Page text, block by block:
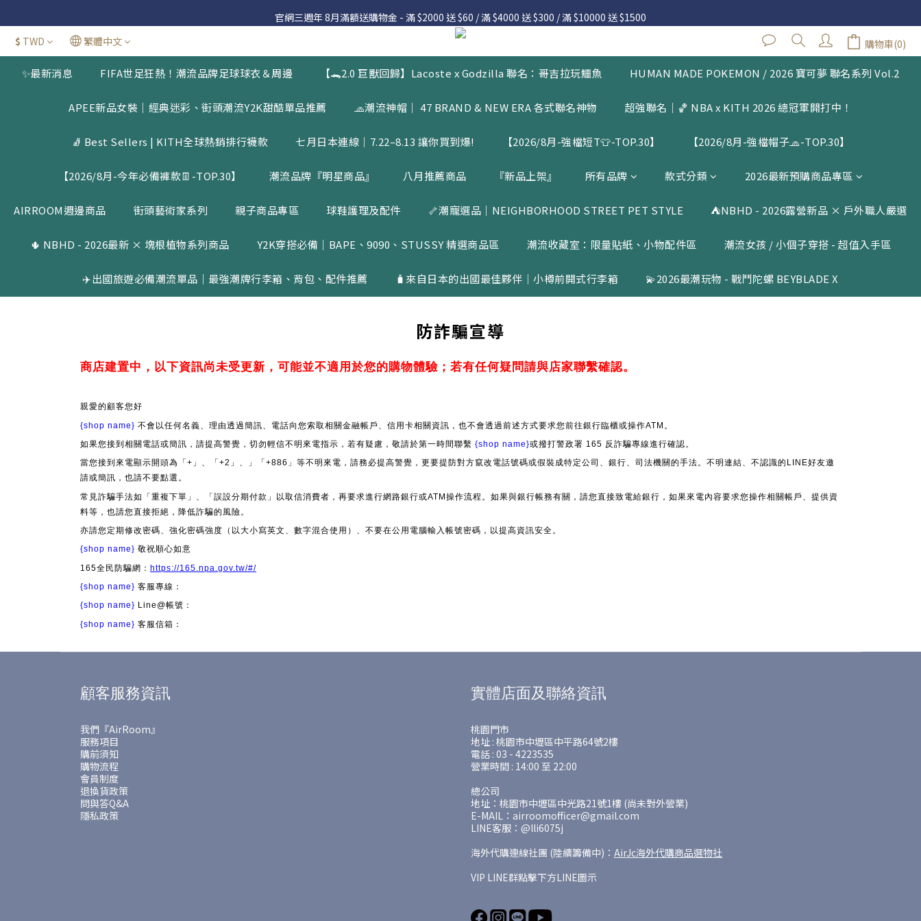
官網三週年 8月滿額送購物金 - 滿 $2000 送 $60 / 滿 $4000 送 $300 / 滿 $10000 送 $1500
官網三週年 8月滿額送購物金 - 滿 $2000 送 $60 / 滿 $4000 送 $300 / 滿 $10000 送 $1500
7.22 – 8.13 日本連線中，絕對讓你買到爆
新加入會員享有 $50購物金  |  消費滿$5000即可免運  |  會員好康制度請詳閱公告
$ TWD 繁體中文 購物車(0)
✨最新消息 FIFA世足狂熱！潮流品牌足球球衣＆周邊 【🐊2.0 巨獸回歸】Lacoste x Godzilla 聯名：哥吉拉玩鱷魚 HUMAN MADE POKEMON / 2026 寶可夢 聯名系列 Vol.2
APEE新品女裝｜經典迷彩、街頭潮流Y2K甜酷單品推薦 🧢潮流神帽｜ 47 BRAND & NEW ERA 各式聯名神物 超強聯名｜🏀 NBA x KITH 2026 總冠軍開打中！
🧦 Best Sellers | KITH全球熱銷排行襪款 七月日本連線｜7.22–8.13 讓你買到爆! 【2026/8月-強檔短T👕-TOP.30】 【2026/8月-強檔帽子🧢-TOP.30】
【2026/8月-今年必備褲款👖-TOP.30】 潮流品牌『明星商品』 八月推薦商品 『新品上架』 所有品牌 款式分類 2026最新預購商品專區
AIRROOM週邊商品 街頭藝術家系列 親子商品專區 球鞋護理及配件 🦴潮寵選品｜NEIGHBORHOOD STREET PET STYLE ⛺️NBHD - 2026露營新品 × 戶外職人嚴選
🌵 NBHD - 2026最新 × 塊根植物系列商品 Y2K穿搭必備｜BAPE、9090、STUSSY 精選商品區 潮流收藏室：限量貼紙、小物配件區 潮流女孩 / 小個子穿搭 - 超值入手區
✈️出國旅遊必備潮流單品｜最強潮牌行李箱、背包、配件推薦 🧳來自日本的出國最佳夥伴｜小樽前開式行李箱 💫2026最潮玩物 - 戰鬥陀螺 BEYBLADE X
防詐騙宣導
商店建置中，以下資訊尚未受更新，可能並不適用於您的購物體驗；若有任何疑問請與店家聯繫確認。
親愛的顧客您好
{shop name} 不會以任何名義、理由透過簡訊、電話向您索取相關金融帳戶、信用卡相關資訊，也不會透過前述方式要求您前往銀行臨櫃或操作ATM。
如果您接到相關電話或簡訊，請提高警覺，切勿輕信不明來電指示，若有疑慮，敬請於第一時間聯繫 {shop name}或撥打警政署 165 反詐騙專線進行確認。
當您接到來電顯示開頭為「+」、「+2」、」「+886」等不明來電，請務必提高警覺，更要提防對方竄改電話號碼或假裝成特定公司、銀行、司法機關的手法。不明連結、不認識的LINE好友邀
請或簡訊，也請不要點選。
常見詐騙手法如「重複下單」、「誤設分期付款」以取信消費者，再要求進行網路銀行或ATM操作流程。如果與銀行帳務有關，請您直接致電給銀行，如果來電內容要求您操作相關帳戶、提供資
料等，也請您直接拒絕，降低詐騙的風險。
亦請您定期修改密碼、強化密碼強度（以大小寫英文、數字混合使用）、不要在公用電腦輸入帳號密碼，以提高資訊安全。
{shop name} 敬祝順心如意
165全民防騙網： https://165.npa.gov.tw/#/
{shop name} 客服專線：
{shop name} Line@帳號：
{shop name} 客服信箱：
顧客服務資訊
我們『AirRoom』
服務項目
購前須知
購物流程
會員制度
退換貨政策
問與答Q&A
隱私政策
實體店面及聯絡資訊
桃園門市
地址 : 桃園市中壢區中平路64號2樓
電話 : 03 - 4223535
營業時間 : 14:00 至 22:00
總公司
地址：桃園市中壢區中光路21號1樓 (尚未對外營業)
E-MAIL：airroomofficer@gmail.com
LINE客服：@lli6075j
海外代購連線社團 (陸續籌備中)： AirJc海外代購商品選物社
VIP LINE群點擊下方LINE圖示